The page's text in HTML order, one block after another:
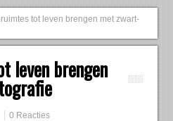
tot leven brengen met zwart-
leven brengen
0 Reacties